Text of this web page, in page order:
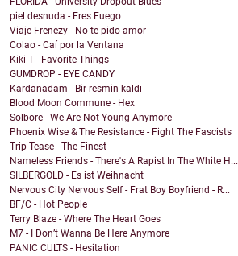
piel desnuda - Eres Fuego
Viaje Frenezy - No te pido amor
Colao - Caí por la Ventana
Kiki T - Favorite Things
GUMDROP - EYE CANDY
Kardanadam - Bir resmin kaldı
Blood Moon Commune - Hex
Solbore - We Are Not Young Anymore
Phoenix Wise & The Resistance - Fight The Fascists
Trip Tease - The Finest
Nameless Friends - There's A Rapist In The White H...
SILBERGOLD - Es ist Weihnacht
Nervous City Nervous Self - Frat Boy Boyfriend - R...
BF/C - Hot People
Terry Blaze - Where The Heart Goes
M7 - I Don’t Wanna Be Here Anymore
PANIC CULTS - Hesitation